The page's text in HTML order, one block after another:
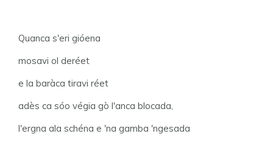
Quanca s'eri gióena
mosavi ol deréet
e la baràca tiravi réet
adès ca sóo végia gò l'anca blocada,
l'ergna ala schéna e 'na gamba 'ngesada